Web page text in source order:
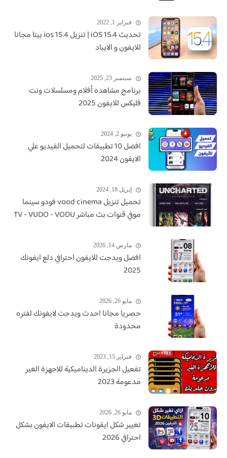
فبراير 1, 2022
تحديث iOS 15.4 | تنزيل ios 15.4 بيتا مجانا
للايفون و الايباد
سبتمبر 23, 2025
برنامج مشاهده أفلام ومسلسلات ونت
فليكس للايفون 2025
يونيو 2, 2024
افضل 10 تطبيقات لتحميل الفيديو علي
الايفون 2024
إبريل 18, 2024
تحميل تنزيل vood cinema فودو سينما
موفي قنوات بث مباشر TV - VUDO - VODU
مارس 14, 2026
افضل ويدجت للايفون احترافي دلع ايفونك
2025
مايو 26, 2026
حصريا مجانا احدث ويدجت لايفونك لفتره
محدودة
فبراير 15, 2023
تفعيل الجزيرة الديناميكية للاجهزة الغير
مدعومة 2023
مايو 26, 2026
تغيير شكل ايقونات تطبيقات الايفون بشكل
احترافي 2026